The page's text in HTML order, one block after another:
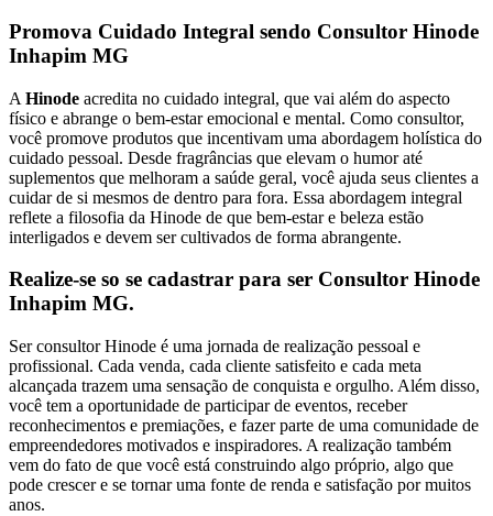
Promova Cuidado Integral sendo Consultor Hinode
Inhapim MG
A Hinode acredita no cuidado integral, que vai além do aspecto
físico e abrange o bem-estar emocional e mental. Como consultor,
você promove produtos que incentivam uma abordagem holística do
cuidado pessoal. Desde fragrâncias que elevam o humor até
suplementos que melhoram a saúde geral, você ajuda seus clientes a
cuidar de si mesmos de dentro para fora. Essa abordagem integral
reflete a filosofia da Hinode de que bem-estar e beleza estão
interligados e devem ser cultivados de forma abrangente.
Realize-se so se cadastrar para ser Consultor Hinode
Inhapim MG.
Ser consultor Hinode é uma jornada de realização pessoal e
profissional. Cada venda, cada cliente satisfeito e cada meta
alcançada trazem uma sensação de conquista e orgulho. Além disso,
você tem a oportunidade de participar de eventos, receber
reconhecimentos e premiações, e fazer parte de uma comunidade de
empreendedores motivados e inspiradores. A realização também
vem do fato de que você está construindo algo próprio, algo que
pode crescer e se tornar uma fonte de renda e satisfação por muitos
anos.